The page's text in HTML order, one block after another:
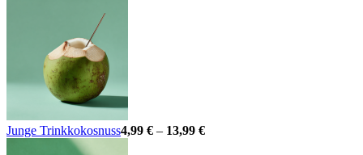
Junge Trinkkokosnuss4,99 € – 13,99 €